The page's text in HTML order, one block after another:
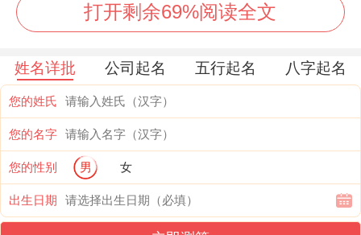
被认位不利姻缘:“艳”右半部“色”暗示感情纷
面情...
“梅”冬梅孤冷,标记感情波折，且谐
音“没”“霉”，不利婚姻长久。
“娜”含“刀”还有“阝”；主性格偏执且易受欺骗-
婚姻多坎坷！
打开剩余69%阅读全文
姓名详批 公司起名 五行起名 八字起名
您的姓氏
您的名字
您的性别 男 女
出生日期